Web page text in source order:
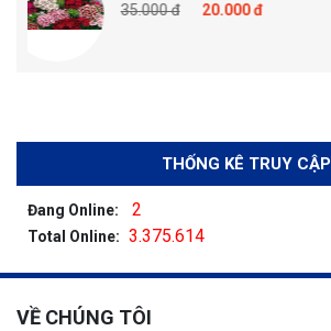
35.000 đ 20.000 đ
THỐNG KÊ TRUY CẬP
Đang Online: 2
Total Online: 3.375.614
VỀ CHÚNG TÔI